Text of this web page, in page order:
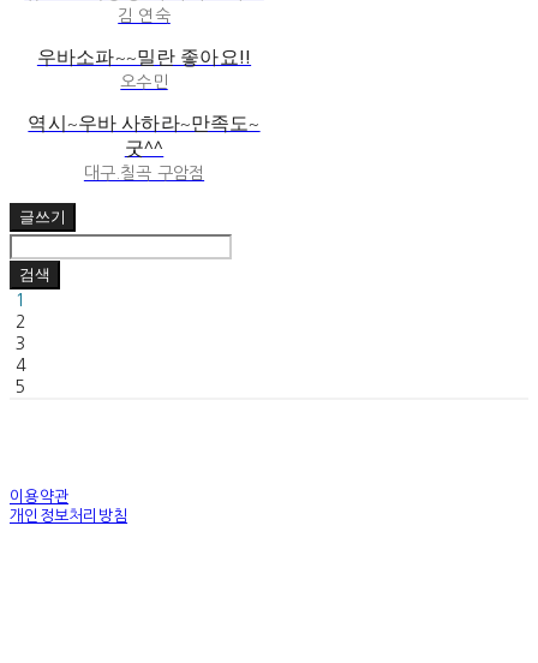
김 연숙
우바소파~~밀란 좋아요!!
오수민
역시~우바 사하라~만족도~
굿^^
대구.칠곡 구암점
글쓰기
검색
1
2
3
4
5
이용약관
개인정보처리방침